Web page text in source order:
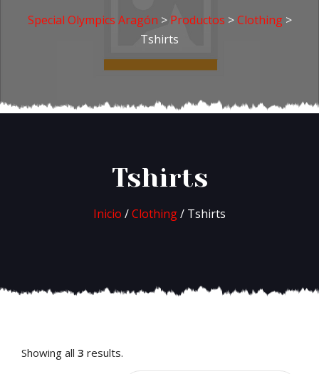
Special Olympics Aragón > Productos >Clothing>
Tshirts
Tshirts
Inicio /Clothing/ Tshirts
Showing all 3 results.